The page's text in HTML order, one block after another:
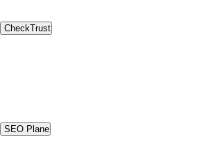
CheckTrust
SEO Plane